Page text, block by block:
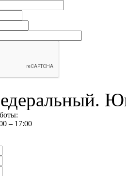
– 17:00